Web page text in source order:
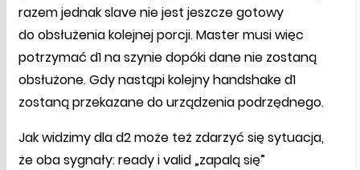
razem jednak slave nie jest jeszcze gotowy
do obsłużenia kolejnej porcji. Master musi więc
potrzymać d1 na szynie dopóki dane nie zostaną
obsłużone. Gdy nastąpi kolejny handshake d1
zostaną przekazane do urządzenia podrzędnego.
Jak widzimy dla d2 może też zdarzyć się sytuacja,
że oba sygnały: ready i valid „zapalą się”